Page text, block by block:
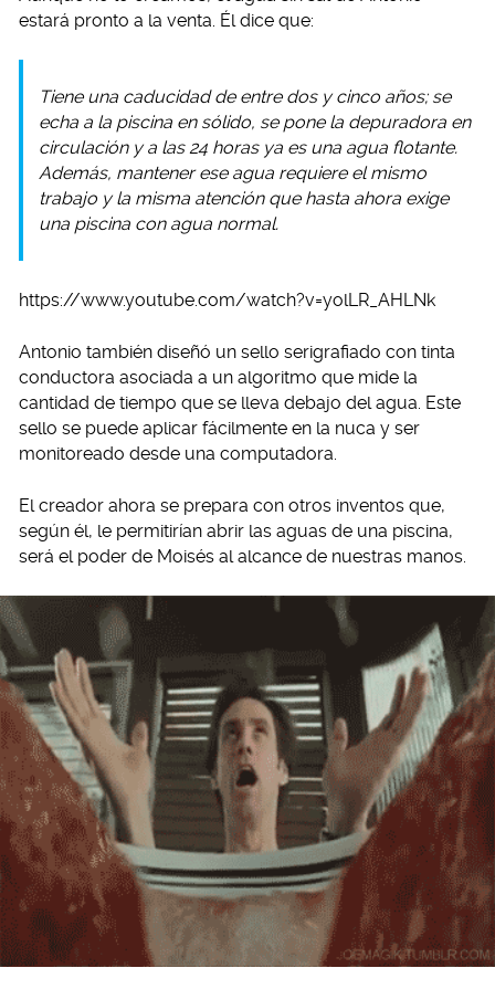
estará pronto a la venta. Él dice que:
Tiene una caducidad de entre dos y cinco años; se
echa a la piscina en sólido, se pone la depuradora en
circulación y a las 24 horas ya es una agua flotante.
Además, mantener ese agua requiere el mismo
trabajo y la misma atención que hasta ahora exige
una piscina con agua normal.
https://www.youtube.com/watch?v=yolLR_AHLNk
Antonio también diseñó un sello serigrafiado con tinta
conductora asociada a un algoritmo que mide la
cantidad de tiempo que se lleva debajo del agua. Este
sello se puede aplicar fácilmente en la nuca y ser
monitoreado desde una computadora.
El creador ahora se prepara con otros inventos que,
según él, le permitirían abrir las aguas de una piscina,
será el poder de Moisés al alcance de nuestras manos.